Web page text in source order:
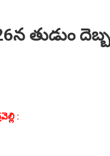
తుడుం
: